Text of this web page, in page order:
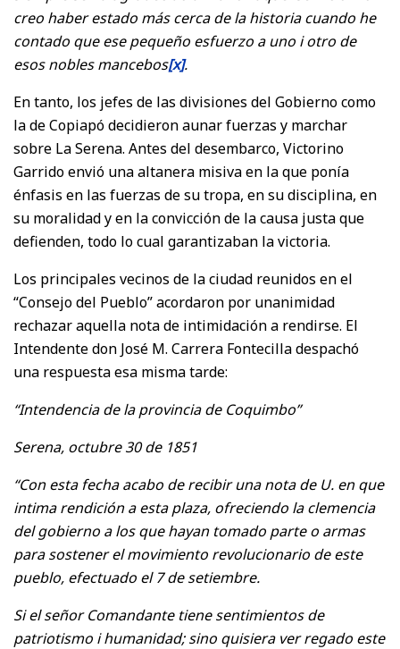
creo haber estado más cerca de la historia cuando he
contado que ese pequeño esfuerzo a uno i otro de
esos nobles mancebos[x].
En tanto, los jefes de las divisiones del Gobierno como
la de Copiapó decidieron aunar fuerzas y marchar
sobre La Serena. Antes del desembarco, Victorino
Garrido envió una altanera misiva en la que ponía
énfasis en las fuerzas de su tropa, en su disciplina, en
su moralidad y en la convicción de la causa justa que
defienden, todo lo cual garantizaban la victoria.
Los principales vecinos de la ciudad reunidos en el
“Consejo del Pueblo” acordaron por unanimidad
rechazar aquella nota de intimidación a rendirse. El
Intendente don José M. Carrera Fontecilla despachó
una respuesta esa misma tarde:
“Intendencia de la provincia de Coquimbo”
Serena, octubre 30 de 1851
“Con esta fecha acabo de recibir una nota de U. en que
intima rendición a esta plaza, ofreciendo la clemencia
del gobierno a los que hayan tomado parte o armas
para sostener el movimiento revolucionario de este
pueblo, efectuado el 7 de setiembre.
Si el señor Comandante tiene sentimientos de
patriotismo i humanidad; sino quisiera ver regado este